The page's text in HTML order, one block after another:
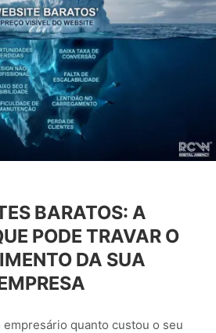
BARATOS: A
PODE TRAVAR O
DA SUA
empresário quanto custou o seu